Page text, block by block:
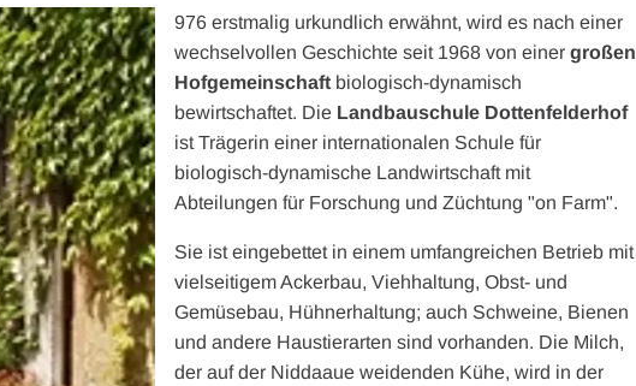
976 erstmalig urkundlich erwähnt, wird es nach einer
wechselvollen Geschichte seit 1968 von einer großen
Hofgemeinschaft biologisch-dynamisch
bewirtschaftet. Die Landbauschule Dottenfelderhof
ist Trägerin einer internationalen Schule für
biologisch-dynamische Landwirtschaft mit
Abteilungen für Forschung und Züchtung "on Farm".
Sie ist eingebettet in einem umfangreichen Betrieb mit
vielseitigem Ackerbau, Viehhaltung, Obst- und
Gemüsebau, Hühnerhaltung; auch Schweine, Bienen
und andere Haustierarten sind vorhanden. Die Milch,
der auf der Niddaaue weidenden Kühe, wird in der